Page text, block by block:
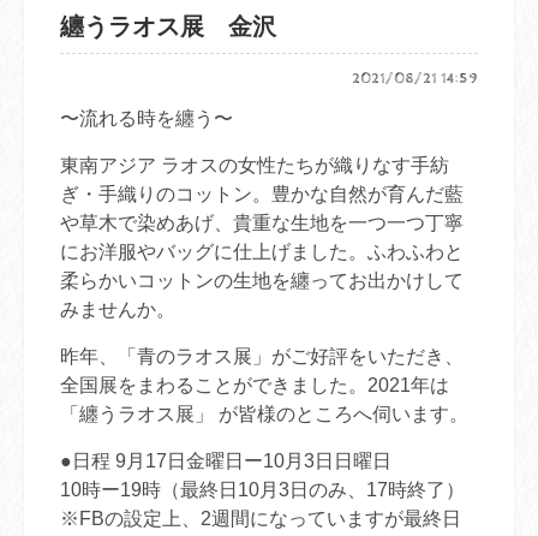
纏うラオス展 金沢
2021/08/21 14:59
〜流れる時を纏う〜
東南アジア ラオスの女性たちが織りなす手紡
ぎ・手織りのコットン。豊かな自然が育んだ藍
や草木で染めあげ、貴重な生地を一つ一つ丁寧
にお洋服やバッグに仕上げました。ふわふわと
柔らかいコットンの生地を纏ってお出かけして
みませんか。
昨年、「青のラオス展」がご好評をいただき、
全国展をまわることができました。2021年は
「纏うラオス展」 が皆様のところへ伺います。
●日程 9月17日金曜日ー10月3日日曜日
10時ー19時（最終日10月3日のみ、17時終了）
※FBの設定上、2週間になっていますが最終日